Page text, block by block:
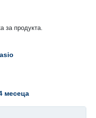
за продукта.
месеца